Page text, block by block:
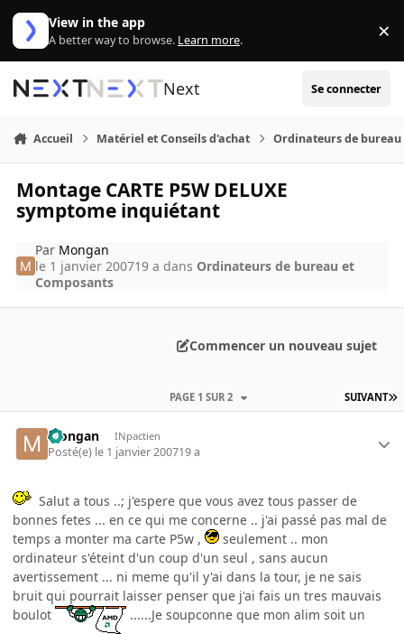
Aller au contenu
View in the app
A better way to browse. Learn more. ×
Next Se connecter
Accueil Matériel et Conseils d'achat Ordinateurs de bureau
Montage CARTE P5W DELUXE
symptome inquiétant
Par Mongan
le 1 janvier 200719 a dans Ordinateurs de bureau et
Composants
Commencer un nouveau sujet
SUIVANT
PAGE 1 SUR 2
Mongan INpactien
Posté(e) le 1 janvier 200719 a
Salut a tous ..; j'espere que vous avez tous passer de
bonnes fetes ... en ce qui me concerne .. j'ai passé pas mal de
temps a monter ma carte P5w ,
seulement .. mon
ordinateur s'éteint d'un coup d'un seul , sans aucun
avertissement ... ni meme qu'il y'ai dans la tour, je ne sais
bruit qui pourrait laisser penser que j'ai fais un tres mauvais
boulot
......Je soupconne que mon alim soit un